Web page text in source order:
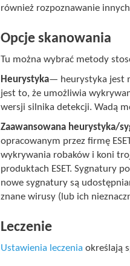
również rozpoznawanie
Opcje skanowania
Tu można wybrać metody
Heurystyka— heurystyka jest
jest to, że umożliwia
wersji silnika detekcji. Wadą
Zaawansowana heurystyka/
opracowanym przez firmę
wykrywania robaków i koni
produktach ESET. Sygnatury
nowe sygnatury są
znane wirusy (lub ich
Leczenie
Ustawienia leczenia określają